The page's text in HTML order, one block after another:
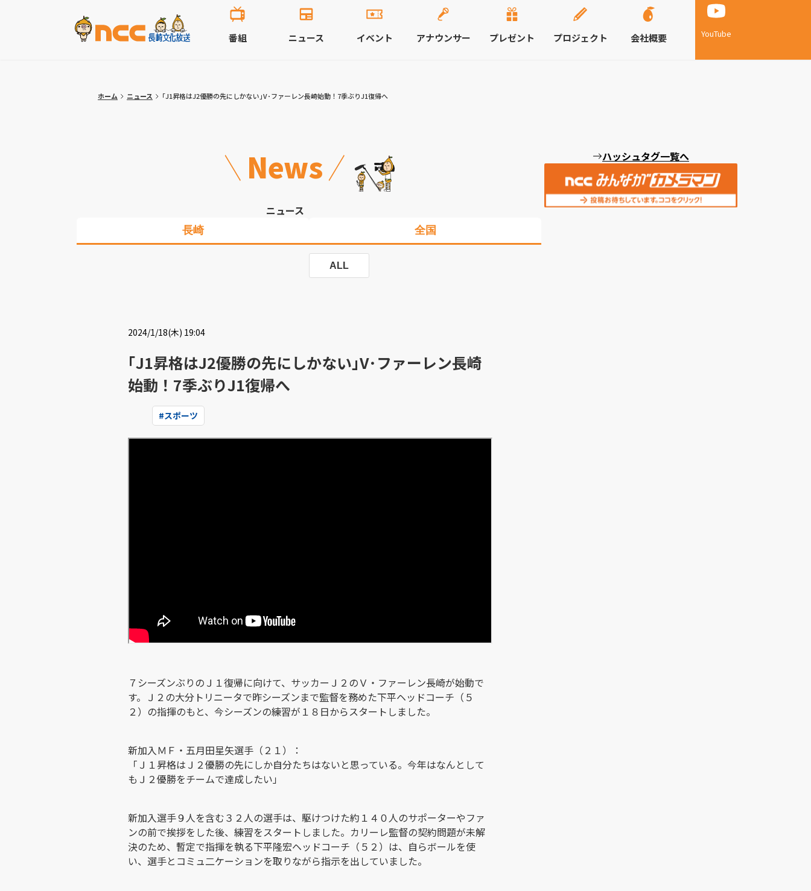
YouTube
番組 ニュース イベント アナウンサー プレゼント プロジェクト 会社概要
ホーム ニュース ｢J1昇格はJ2優勝の先にしかない｣V･ファーレン長崎始動！7季ぶりJ1復帰へ
News
ニュース
長崎 全国
ALL
2024/1/18(木) 19:04
｢J1昇格はJ2優勝の先にしかない｣V･ファーレン長崎
始動！7季ぶりJ1復帰へ
#スポーツ
７シーズンぶりのＪ１復帰に向けて、サッカーＪ２のＶ・ファーレン長崎が始動で
す。Ｊ２の大分トリニータで昨シーズンまで監督を務めた下平ヘッドコーチ（５
２）の指揮のもと、今シーズンの練習が１８日からスタートしました。
新加入ＭＦ・五月田星矢選手（２１）：
「Ｊ１昇格はＪ２優勝の先にしか自分たちはないと思っている。今年はなんとして
もＪ２優勝をチームで達成したい」
新加入選手９人を含む３２人の選手は、駆けつけた約１４０人のサポーターやファ
ンの前で挨拶をした後、練習をスタートしました。カリーレ監督の契約問題が未解
決のため、暫定で指揮を執る下平隆宏ヘッドコーチ（５２）は、自らボールを使
い、選手とコミュ二ケーションを取りながら指示を出していました。
ハッシュタグ一覧へ